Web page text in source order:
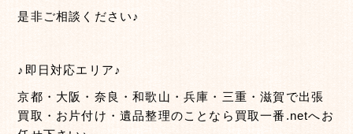
是非ご相談ください♪
♪即日対応エリア♪
京都・大阪・奈良・和歌山・兵庫・三重・滋賀で出張
買取・お片付け・遺品整理のことなら買取一番.netへお